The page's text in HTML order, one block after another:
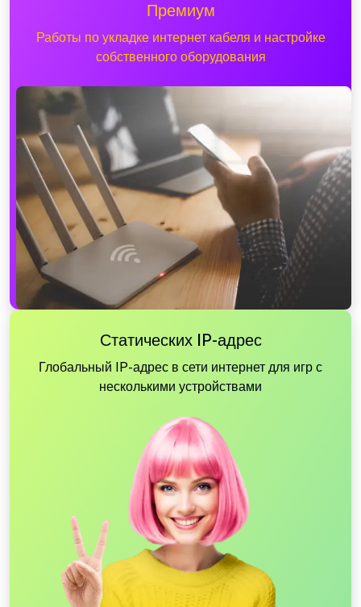
Премиум
Работы по укладке интернет кабеля и настройке
собственного оборудования
Статических IP-адрес
Глобальный IP-адрес в сети интернет для игр с
несколькими устройствами